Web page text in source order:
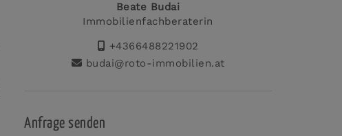
Beate Budai
Immobilienfachberaterin
+4366488221902
budai@roto-immobilien.at
Anfrage senden